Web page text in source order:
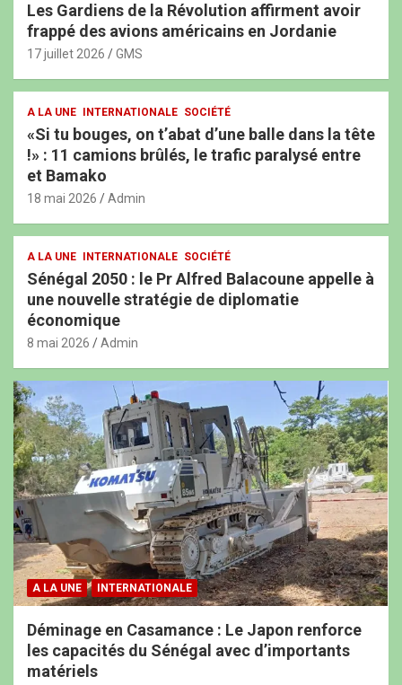
Les Gardiens de la Révolution affirment avoir
frappé des avions américains en Jordanie
17 juillet 2026 GMS
A LA UNE INTERNATIONALE SOCIÉTÉ
«Si tu bouges, on t’abat d’une balle dans la tête
!» : 11 camions brûlés, le trafic paralysé entre
et Bamako
18 mai 2026 Admin
A LA UNE INTERNATIONALE SOCIÉTÉ
Sénégal 2050 : le Pr Alfred Balacoune appelle à
une nouvelle stratégie de diplomatie
économique
8 mai 2026 Admin
A LA UNE INTERNATIONALE
Déminage en Casamance : Le Japon renforce
les capacités du Sénégal avec d’importants
matériels